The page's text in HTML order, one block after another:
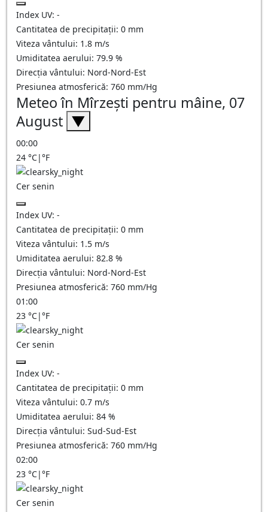
Index UV: -
Cantitatea de precipitații: 0 mm
Viteza vântului: 1.8 m/s
Umiditatea aerului: 79.9 %
Direcția vântului: Nord-Nord-Est
Presiunea atmosferică: 760 mm/Hg
Meteo în Mîrzeşti pentru mâine, 07
August ▼
00:00
24 °C|°F
Cer senin
Index UV: -
Cantitatea de precipitații: 0 mm
Viteza vântului: 1.5 m/s
Umiditatea aerului: 82.8 %
Direcția vântului: Nord-Nord-Est
Presiunea atmosferică: 760 mm/Hg
01:00
23 °C|°F
Cer senin
Index UV: -
Cantitatea de precipitații: 0 mm
Viteza vântului: 0.7 m/s
Umiditatea aerului: 84 %
Direcția vântului: Sud-Sud-Est
Presiunea atmosferică: 760 mm/Hg
02:00
23 °C|°F
Cer senin